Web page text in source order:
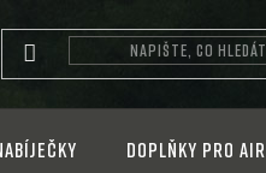
Doplňky pro